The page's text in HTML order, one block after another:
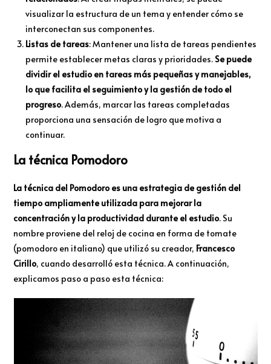
visualizar la estructura de un tema y entender cómo se
interconectan sus componentes.
Listas de tareas: Mantener una lista de tareas pendientes
permite establecer metas claras y prioridades. Se puede
dividir el estudio en tareas más pequeñas y manejables,
lo que facilita el seguimiento y la gestión de todo el
progreso. Además, marcar las tareas completadas
proporciona una sensación de logro que motiva a
continuar.
La técnica Pomodoro
La técnica del Pomodoro es una estrategia de gestión del
tiempo ampliamente utilizada para mejorar la
concentración y la productividad durante el estudio. Su
nombre proviene del reloj de cocina en forma de tomate
(pomodoro en italiano) que utilizó su creador, Francesco
Cirillo, cuando desarrolló esta técnica. A continuación,
explicamos paso a paso esta técnica: